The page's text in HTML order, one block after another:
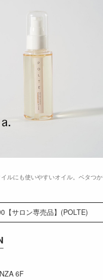
ルにも使いやすいオイル。ベタつ
【サロン専売品】(POLTE)
6F